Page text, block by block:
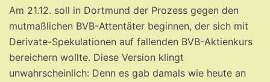
Am 21.12. soll in Dortmund der Prozess gegen den
mutmaßlichen BVB-Attentäter beginnen, der sich mit
Derivate-Spekulationen auf fallenden BVB-Aktienkurs
bereichern wollte. Diese Version klingt
unwahrscheinlich: Denn es gab damals wie heute an